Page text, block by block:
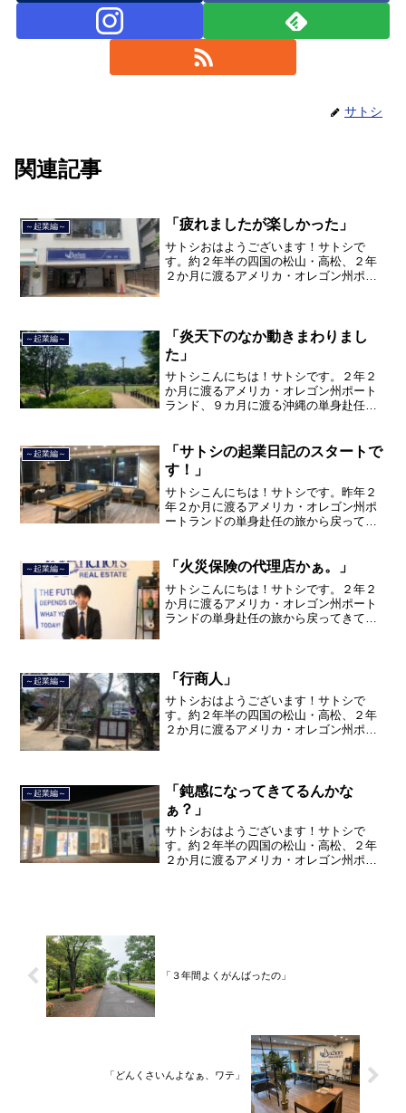
サトシ
関連記事
～起業編～ 「疲れましたが楽しかった」
サトシおはようございます！サトシで
す。約２年半の四国の松山・高松、２年
２か月に渡るアメリカ・オレゴン州ポー
て、２０２１年３月９日より東...
～起業編～
「炎天下のなか動きまわりまし
た」
サトシこんにちは！サトシです。２年２
か月に渡るアメリカ・オレゴン州ポート
ランド、９カ月に渡る沖縄の単身赴任の
ました。２０２１年３月９日より東京都
品川区南大井で不動産を主...
～起業編～
「サトシの起業日記のスタートで
す！」
サトシこんにちは！サトシです。昨年２
年２か月に渡るアメリカ・オレゴン州ポ
ートランドの単身赴任の旅から戻ってき
し、東京で起業することになりまし
た。 さてさて今後やって...
～起業編～ 「火災保険の代理店かぁ。」
サトシこんにちは！サトシです。２年２
か月に渡るアメリカ・オレゴン州ポート
ランドの単身赴任の旅から戻ってきて、
区南大井で不動産を主に取...
～起業編～ 「行商人」
サトシおはようございます！サトシで
す。約２年半の四国の松山・高松、２年
２か月に渡るアメリカ・オレゴン州ポー
て、２０２１年３月９日より東...
～起業編～
「鈍感になってきてるんかな
ぁ？」
サトシおはようございます！サトシで
す。約２年半の四国の松山・高松、２年
２か月に渡るアメリカ・オレゴン州ポー
「３年間よくがんばったの」
「どんくさいんよなぁ、ワテ」